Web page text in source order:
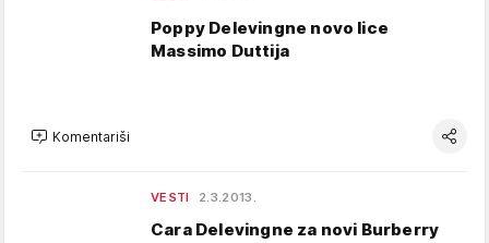
Poppy Delevingne novo lice
Massimo Duttija
Komentariši
VESTI 2.3.2013.
Cara Delevingne za novi Burberry